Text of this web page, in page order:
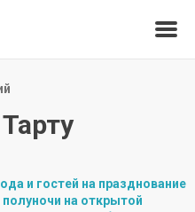
и гостей на празднование
на открытой